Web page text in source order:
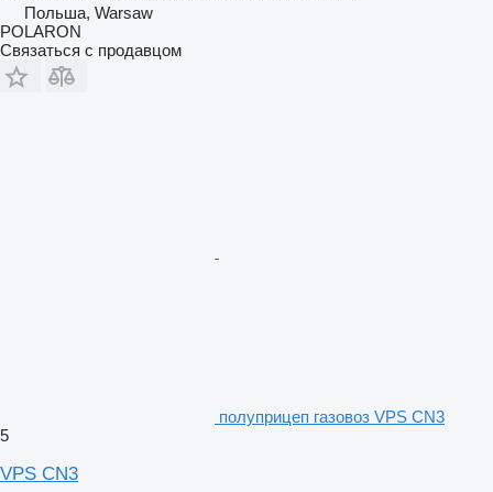
Польша, Warsaw
POLARON
Связаться с продавцом
полуприцеп газовоз VPS CN3
5
VPS CN3